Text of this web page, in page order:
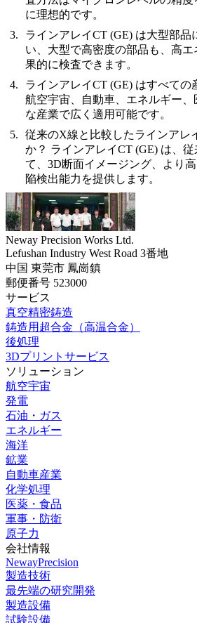
に理想的です。
ラインアレイCT (GE) は大型部品
い、大型で高密度の部品も、高
果的に検査できます。
ラインアレイCT (GE) はすべての
航空宇宙、自動車、エネルギー、
な産業で広く適用可能です。
従来のX線と比較したラインアレ
か？ ラインアレイCT (GE) は、
て、3D断面イメージング、より
陥検出能力を提供します。
Neway Precision Works Ltd.
Lefushan Industry West Road 3番地
中国 東莞市 鳳崗鎮
郵便番号 523000
サービス
真空精密鋳造
鋳造用超合金（高温合金）
後処理
3Dプリントサービス
ソリューション
航空宇宙
発電
石油・ガス
エネルギー
海洋
鉱業
自動車産業
化学処理
医薬・食品
軍事・防衛
原子力
会社情報
NewayPrecision
製造技術
最先端の研究開発
製造設備
試験設備